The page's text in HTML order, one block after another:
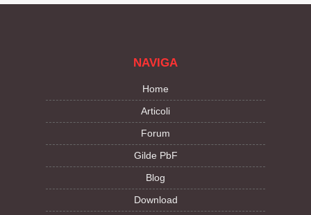
NAVIGA
Home
Articoli
Forum
Gilde PbF
Blog
Download